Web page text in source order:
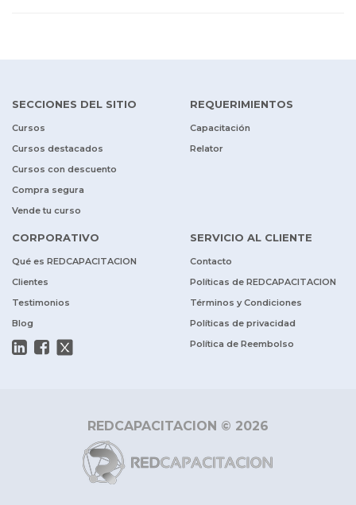
SECCIONES DEL SITIO
Cursos
Cursos destacados
Cursos con descuento
Compra segura
Vende tu curso
REQUERIMIENTOS
Capacitación
Relator
CORPORATIVO
Qué es REDCAPACITACION
Clientes
Testimonios
Blog
SERVICIO AL CLIENTE
Contacto
Políticas de REDCAPACITACION
Términos y Condiciones
Políticas de privacidad
Política de Reembolso
REDCAPACITACION © 2026